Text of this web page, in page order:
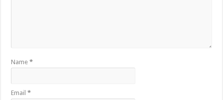
Name*
Email*